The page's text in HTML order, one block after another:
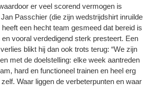
er veel scorend vermogen is
Passchier (die zijn wedstrijdshirt inruilde
een hecht team gesmeed dat bereid is
vooral verdedigend sterk presteert. Een
blikt hij dan ook trots terug: “We zijn
met de doelstelling: elke week aantreden
hard en functioneel trainen en heel erg
Waar liggen de verbeterpunten en waar